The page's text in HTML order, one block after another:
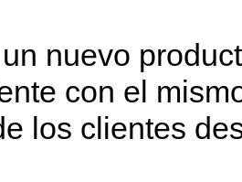
un nuevo
con el
los clientes